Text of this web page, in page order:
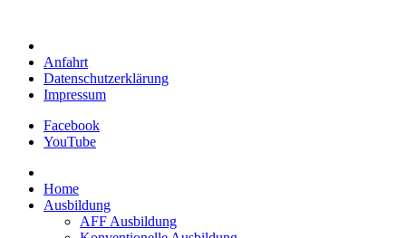
Anfahrt
Datenschutzerklärung
Impressum
Facebook
YouTube
Home
Ausbildung
AFF Ausbildung